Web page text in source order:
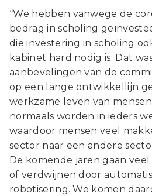
“We hebben vanwege de
bedrag in scholing
die investering in scholing
kabinet hard nodig is. Dat
aanbevelingen van de
op een lange ontwikkellijn
werkzame leven van
normaals worden in ieders
waardoor mensen veel
sector naar een andere
De komende jaren gaan
of verdwijnen door
robotisering. We komen